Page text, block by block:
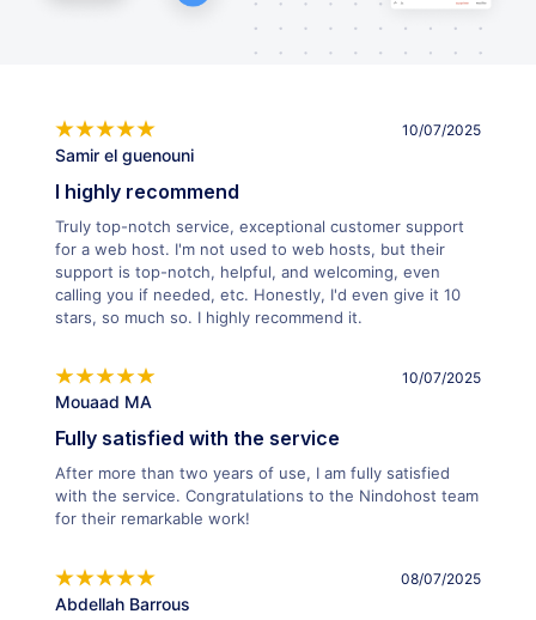
Samir el guenouni
10/07/2025
I highly recommend
Truly top-notch service, exceptional customer support
for a web host. I'm not used to web hosts, but their
support is top-notch, helpful, and welcoming, even
calling you if needed, etc. Honestly, I'd even give it 10
stars, so much so. I highly recommend it.
Mouaad MA
10/07/2025
Fully satisfied with the service
After more than two years of use, I am fully satisfied
with the service. Congratulations to the Nindohost team
for their remarkable work!
Abdellah Barrous
08/07/2025